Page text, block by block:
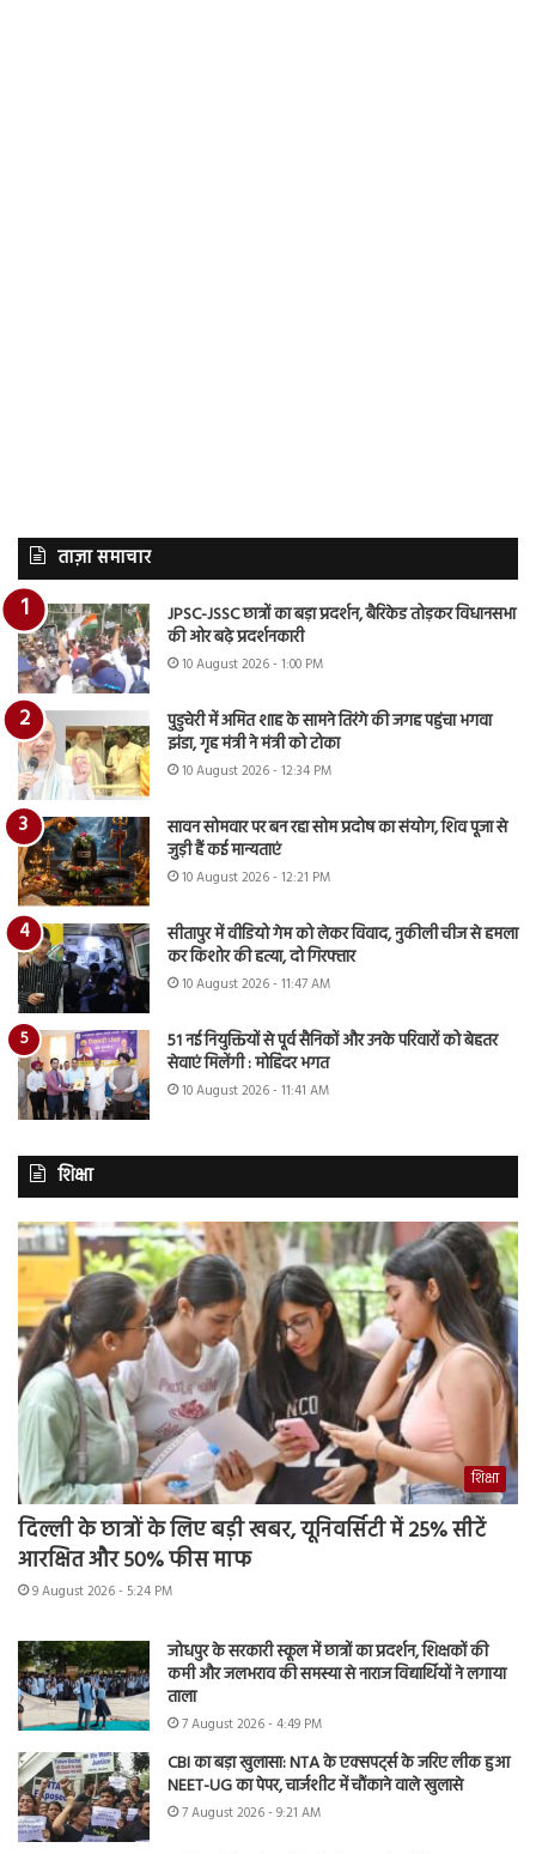
ताज़ा समाचार
JPSC-JSSC छात्रों का बड़ा प्रदर्शन, बैरिकेड तोड़कर विधानसभा
की ओर बढ़े प्रदर्शनकारी
10 August 2026 - 1:00 PM
पुडुचेरी में अमित शाह के सामने तिरंगे की जगह पहुंचा भगवा
झंडा, गृह मंत्री ने मंत्री को टोका
10 August 2026 - 12:34 PM
सावन सोमवार पर बन रहा सोम प्रदोष का संयोग, शिव पूजा से
जुड़ी हैं कई मान्यताएं
10 August 2026 - 12:21 PM
सीतापुर में वीडियो गेम को लेकर विवाद, नुकीली चीज से हमला
कर किशोर की हत्या, दो गिरफ्तार
10 August 2026 - 11:47 AM
51 नई नियुक्तियों से पूर्व सैनिकों और उनके परिवारों को बेहतर
सेवाएं मिलेंगी : मोहिंदर भगत
10 August 2026 - 11:41 AM
शिक्षा
शिक्षा
दिल्ली के छात्रों के लिए बड़ी खबर, यूनिवर्सिटी में 25% सीटें
आरक्षित और 50% फीस माफ
9 August 2026 - 5:24 PM
जोधपुर के सरकारी स्कूल में छात्रों का प्रदर्शन, शिक्षकों की
कमी और जलभराव की समस्या से नाराज विद्यार्थियों ने लगाया
ताला
7 August 2026 - 4:49 PM
CBI का बड़ा खुलासा: NTA के एक्सपर्ट्स के जरिए लीक हुआ
NEET-UG का पेपर, चार्जशीट में चौंकाने वाले खुलासे
7 August 2026 - 9:21 AM